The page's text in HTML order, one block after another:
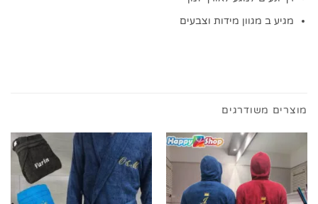
מגיע ב מגוון מידות וצבעים
מוצרים משודרגים